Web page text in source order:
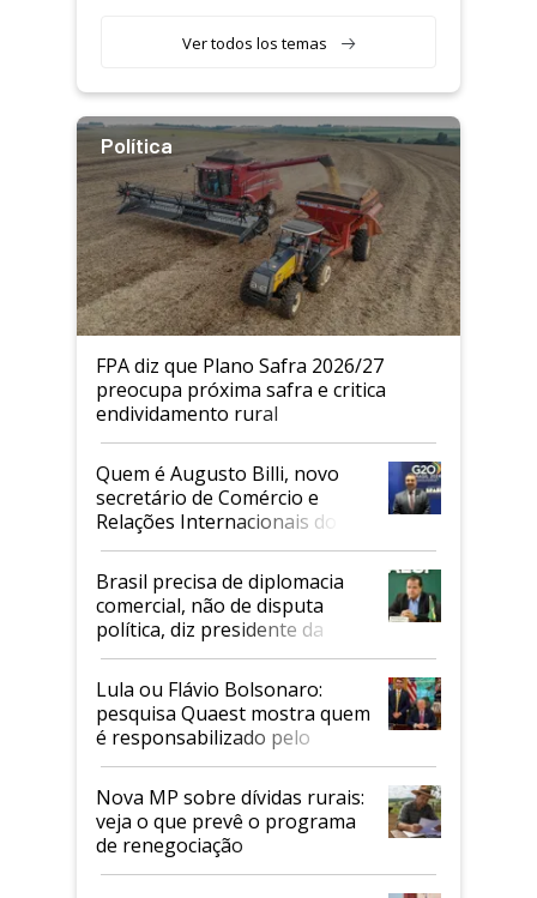
Ver todos los temas
Política
FPA diz que Plano Safra 2026/27
preocupa próxima safra e critica
endividamento rural
Quem é Augusto Billi, novo
secretário de Comércio e
Relações Internacionais do
Mapa
Brasil precisa de diplomacia
comercial, não de disputa
política, diz presidente da
Faesp
Lula ou Flávio Bolsonaro:
pesquisa Quaest mostra quem
é responsabilizado pelo
tarifaço dos EUA
Nova MP sobre dívidas rurais:
veja o que prevê o programa
de renegociação